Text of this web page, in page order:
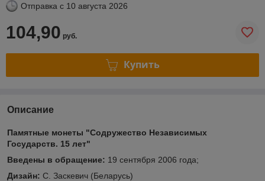
Отправка с 10 августа 2026
104,90 руб.
Купить
Описание
Памятные монеты "Содружество Независимых
Государств. 15 лет"
Введены в обращение: 19 сентября 2006 года;
Дизайн: С. Заскевич (Беларусь)